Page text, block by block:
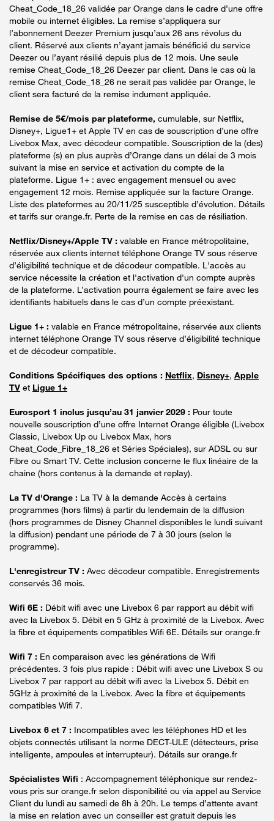
Cheat_Code_18_26 validée par Orange dans le cadre d’une offre
mobile ou internet éligibles. La remise s’appliquera sur
l’abonnement Deezer Premium jusqu’aux 26 ans révolus du
client. Réservé aux clients n’ayant jamais bénéficié du service
Deezer ou l’ayant résilié depuis plus de 12 mois. Une seule
remise Cheat_Code_18_26 Deezer par client. Dans le cas où la
remise Cheat_Code_18_26 ne serait pas validée par Orange, le
client sera facturé de la remise indument appliquée.
Remise de 5€/mois par plateforme, cumulable, sur Netflix,
Disney+, Ligue1+ et Apple TV en cas de souscription d’une offre
Livebox Max, avec décodeur compatible. Souscription de la (des)
plateforme (s) en plus auprès d’Orange dans un délai de 3 mois
suivant la mise en service et activation du compte de la
plateforme. Ligue 1+ : avec engagement mensuel ou avec
engagement 12 mois. Remise appliquée sur la facture Orange.
Liste des plateformes au 20/11/25 susceptible d’évolution. Détails
et tarifs sur orange.fr. Perte de la remise en cas de résiliation.
Netflix/Disney+/Apple TV : valable en France métropolitaine,
réservée aux clients internet téléphone Orange TV sous réserve
d’éligibilité technique et de décodeur compatible. L'accès au
service nécessite la création et l'activation d'un compte auprès
de la plateforme. L’activation pourra également se faire avec les
identifiants habituels dans le cas d’un compte préexistant.
Ligue 1+ : valable en France métropolitaine, réservée aux clients
internet téléphone Orange TV sous réserve d’éligibilité technique
et de décodeur compatible.
Conditions Spécifiques des options : Netflix, Disney+, Apple
TV et Ligue 1+
Eurosport 1 inclus jusqu’au 31 janvier 2029 : Pour toute
nouvelle souscription d’une offre Internet Orange éligible (Livebox
Classic, Livebox Up ou Livebox Max, hors
Cheat_Code_Fibre_18_26 et Séries Spéciales), sur ADSL ou sur
Fibre ou Smart TV. Cette inclusion concerne le flux linéaire de la
chaine (hors contenus à la demande et replay).
La TV d'Orange : La TV à la demande Accès à certains
programmes (hors films) à partir du lendemain de la diffusion
(hors programmes de Disney Channel disponibles le lundi suivant
la diffusion) pendant une période de 7 à 30 jours (selon le
programme).
L'enregistreur TV : Avec décodeur compatible. Enregistrements
conservés 36 mois.
Wifi 6E : Débit wifi avec une Livebox 6 par rapport au débit wifi
avec la Livebox 5. Débit en 5 GHz à proximité de la Livebox. Avec
la fibre et équipements compatibles Wifi 6E. Détails sur orange.fr
Wifi 7 : En comparaison avec les générations de Wifi
précédentes. 3 fois plus rapide : Débit wifi avec une Livebox S ou
Livebox 7 par rapport au débit wifi avec la Livebox 5. Débit en
5GHz à proximité de la Livebox. Avec la fibre et équipements
compatibles Wifi 7.
Livebox 6 et 7 : Incompatibles avec les téléphones HD et les
objets connectés utilisant la norme DECT-ULE (détecteurs, prise
intelligente, ampoules et interrupteur). Détails sur orange.fr
Spécialistes Wifi : Accompagnement téléphonique sur rendez-
vous pris sur orange.fr selon disponibilité ou via appel au Service
Client du lundi au samedi de 8h à 20h. Le temps d’attente avant
la mise en relation avec un conseiller est gratuit depuis les